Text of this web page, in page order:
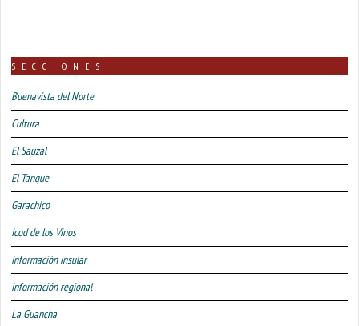
SECCIONES
Buenavista del Norte
Cultura
El Sauzal
El Tanque
Garachico
Icod de los Vinos
Información insular
Información regional
La Guancha